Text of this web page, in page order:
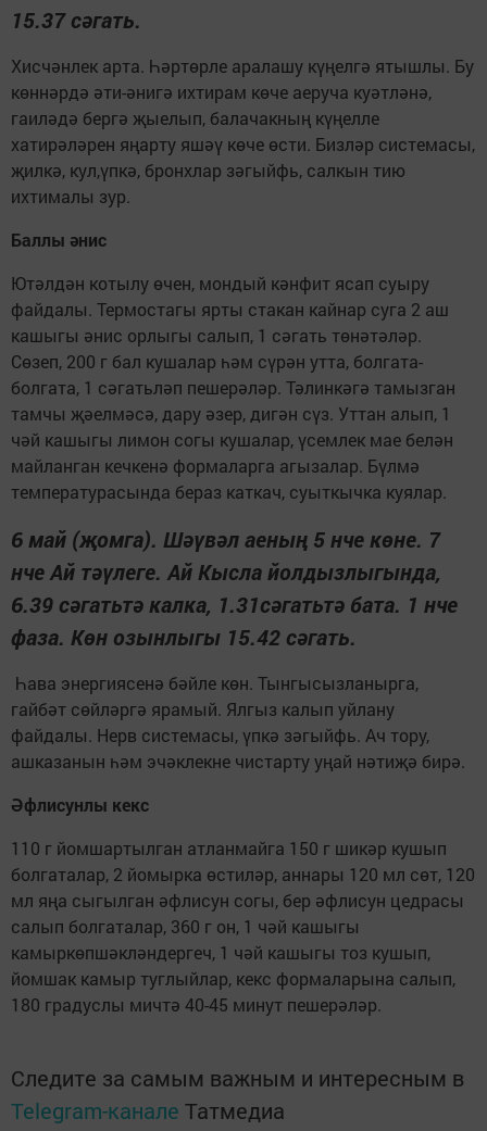
15.37 сәгать.
Хисчәнлек арта. Һәртөрле аралашу күңелгә ятышлы. Бу
көннәрдә әти-әнигә ихтирам көче аеруча куәтләнә,
гаиләдә бергә җыелып, балачакның күңелле
хатирәләрен яңарту яшәү көче өсти. Бизләр системасы,
җилкә, кул,үпкә, бронхлар зәгыйфь, салкын тию
ихтималы зур.
Баллы әнис
Ютәлдән котылу өчен, мондый кәнфит ясап суыру
файдалы. Термостагы ярты стакан кайнар суга 2 аш
кашыгы әнис орлыгы салып, 1 сәгать төнәтәләр.
Сөзеп, 200 г бал кушалар һәм сүрән утта, болгата-
болгата, 1 сәгатьләп пешерәләр. Тәлинкәгә тамызган
тамчы җәелмәсә, дару әзер, дигән сүз. Уттан алып, 1
чәй кашыгы лимон согы кушалар, үсемлек мае белән
майланган кечкенә формаларга агызалар. Бүлмә
температурасында бераз каткач, суыткычка куялар.
6 май (җомга). Шәүвәл аеның 5 нче көне. 7
нче Ай тәүлеге. Ай Кысла йолдызлыгында,
6.39 сәгатьтә калка, 1.31сәгатьтә бата. 1 нче
фаза. Көн озынлыгы 15.42 сәгать.
Һава энергиясенә бәйле көн. Тынгысызланырга,
гайбәт сөйләргә ярамый. Ялгыз калып уйлану
файдалы. Нерв системасы, үпкә зәгыйфь. Ач тору,
ашказанын һәм эчәклекне чистарту уңай нәтиҗә бирә.
Әфлисунлы кекс
110 г йомшартылган атланмайга 150 г шикәр кушып
болгаталар, 2 йомырка өстиләр, аннары 120 мл сөт, 120
мл яңа сыгылган әфлисун согы, бер әфлисун цедрасы
салып болгаталар, 360 г он, 1 чәй кашыгы
камыркөпшәкләндергеч, 1 чәй кашыгы тоз кушып,
йомшак камыр туглыйлар, кекс формаларына салып,
180 градуслы мичтә 40-45 минут пешерәләр.
Следите за самым важным и интересным в
Telegram-канале Татмедиа